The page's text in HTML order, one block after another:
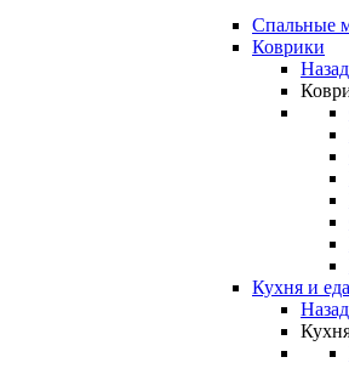
Спальные
Коврики
Назад
Кухня и еда
Назад